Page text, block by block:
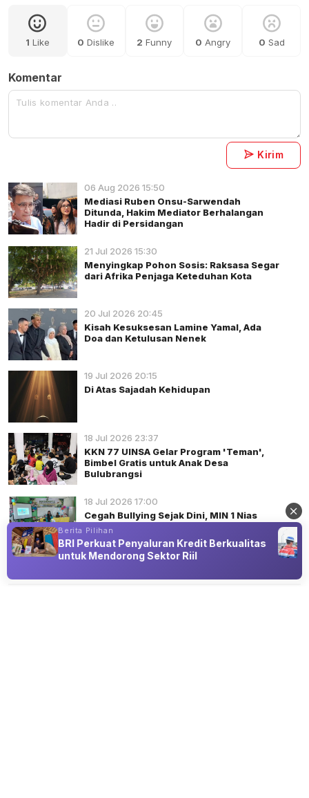
1 Like 0 Dislike 2 Funny 0 Angry 0 Sad
Komentar
Kirim
06 Aug 2026 15:50
Mediasi Ruben Onsu-Sarwendah
Ditunda, Hakim Mediator Berhalangan
Hadir di Persidangan
21 Jul 2026 15:30
Menyingkap Pohon Sosis: Raksasa Segar
dari Afrika Penjaga Keteduhan Kota
20 Jul 2026 20:45
Kisah Kesuksesan Lamine Yamal, Ada
Doa dan Ketulusan Nenek
19 Jul 2026 20:15
Di Atas Sajadah Kehidupan
18 Jul 2026 23:37
KKN 77 UINSA Gelar Program 'Teman',
Bimbel Gratis untuk Anak Desa
Bulubrangsi
18 Jul 2026 17:00
Cegah Bullying Sejak Dini, MIN 1 Nias
Selatan Gelar Kampanye Anti
Perundungan di MATSAMA
Berita Pilihan
BRI Perkuat Penyaluran Kredit Berkualitas
untuk Mendorong Sektor Riil